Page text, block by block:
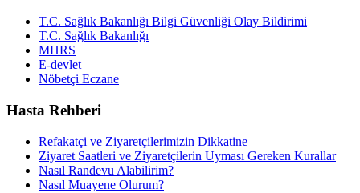
T.C. Sağlık Bakanlığı Bilgi Güvenliği Olay Bildirimi
T.C. Sağlık Bakanlığı
MHRS
E-devlet
Nöbetçi Eczane
Hasta Rehberi
Refakatçi ve Ziyaretçilerimizin Dikkatine
Ziyaret Saatleri ve Ziyaretçilerin Uyması Gereken Kurallar
Nasıl Randevu Alabilirim?
Nasıl Muayene Olurum?